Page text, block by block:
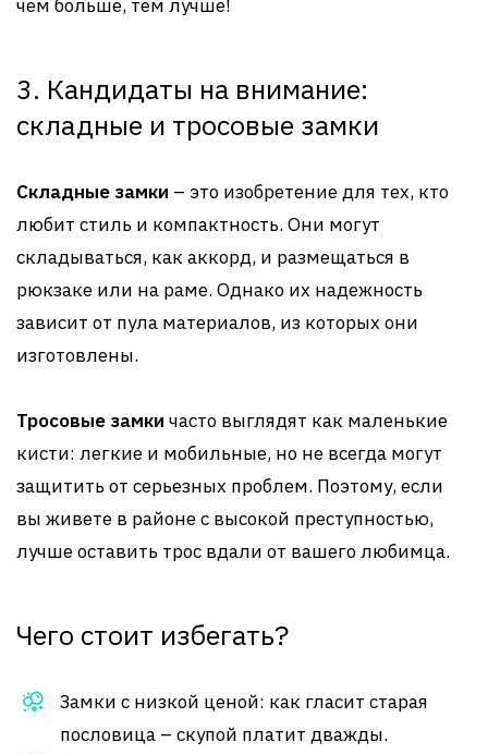
чем больше, тем лучше!
3. Кандидаты на внимание:
складные и тросовые замки
Складные замки – это изобретение для тех, кто
любит стиль и компактность. Они могут
складываться, как аккорд, и размещаться в
рюкзаке или на раме. Однако их надежность
зависит от пула материалов, из которых они
изготовлены.
Тросовые замки часто выглядят как маленькие
кисти: легкие и мобильные, но не всегда могут
защитить от серьезных проблем. Поэтому, если
вы живете в районе с высокой преступностью,
лучше оставить трос вдали от вашего любимца.
Чего стоит избегать?
Замки с низкой ценой: как гласит старая
пословица – скупой платит дважды.